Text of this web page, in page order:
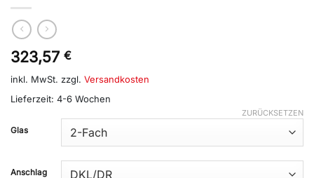
323,57 €
inkl. MwSt. zzgl. Versandkosten
Lieferzeit: 4-6 Wochen
Glas
Anschlag
ZURÜCKSETZEN